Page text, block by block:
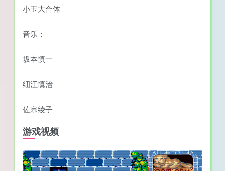
小玉大合体
音乐：
坂本慎一
细江慎治
佐宗绫子
游戏视频